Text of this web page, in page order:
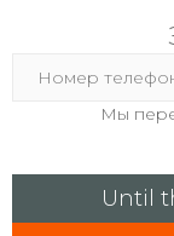
Мы
Until